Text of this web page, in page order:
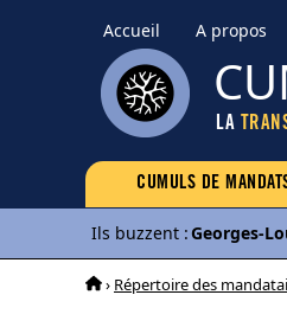
Accueil A propos
LA
CUMULS DE
Ils buzzent :Georges-
› Répertoire des